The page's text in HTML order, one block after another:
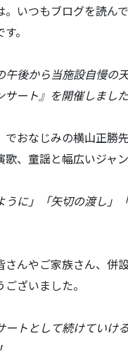
いつもブログを読ん
。
後から当施設自慢の
サート』を開催しまし
おなじみの横山正勝
、童謡と幅広いジャ
に」「矢切の渡し」
んやご家族さん、併
ざいました。
トとして続けていけ